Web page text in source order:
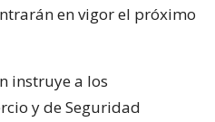
en vigor el próximo
instruye a los
y de Seguridad